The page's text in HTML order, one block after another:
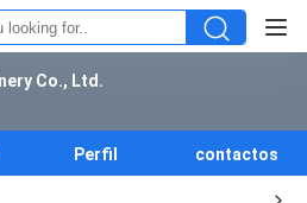
Co., Ltd.
Perfil contactos